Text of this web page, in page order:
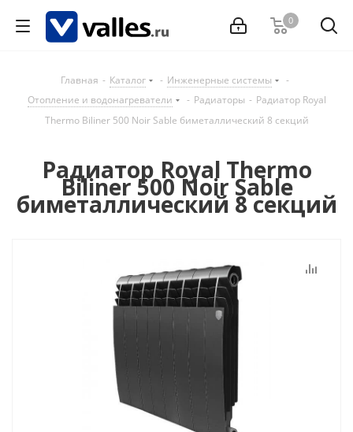
0
Главная - Каталог - Инженерные системы
-
Отопление и водонагреватели
- Радиаторы - Радиатор Royal
Thermo Biliner 500 Noir Sable биметаллический 8 секций
Радиатор Royal Thermo
Biliner 500 Noir Sable
биметаллический 8 секций